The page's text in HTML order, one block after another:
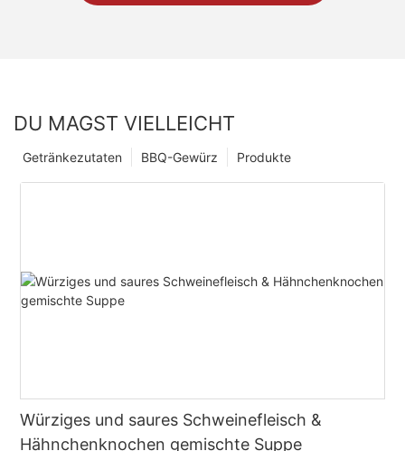
DU MAGST VIELLEICHT
Produkte
BBQ-Gewürz
Getränkezutaten
Würziges und saures Schweinefleisch &
Hähnchenknochen gemischte Suppe